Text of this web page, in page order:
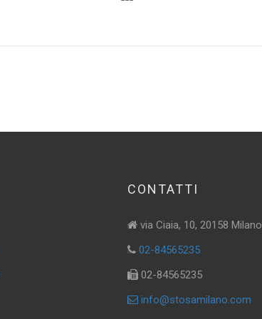
CONTATTI
via Ciaia, 10, 20158 Milano
02-84565235
02-84565235
info@stosamilano.com